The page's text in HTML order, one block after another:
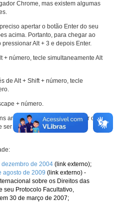
Chrome, mas existem algumas
apertar o botão Enter do seu
acima. Portanto, para chegar ao
Alt + 3 e depois Enter.
+ número, tecle simultaneamente Alt
de Alt + Shift + número, tecle
+ número.
arquivos que explicam melhor o
implementado nos sites da
dezembro de 2004 (link externo);
agosto de 2009 (link externo) -
sobre os Direitos das
seu Protocolo Facultativo,
30 de março de 2007;